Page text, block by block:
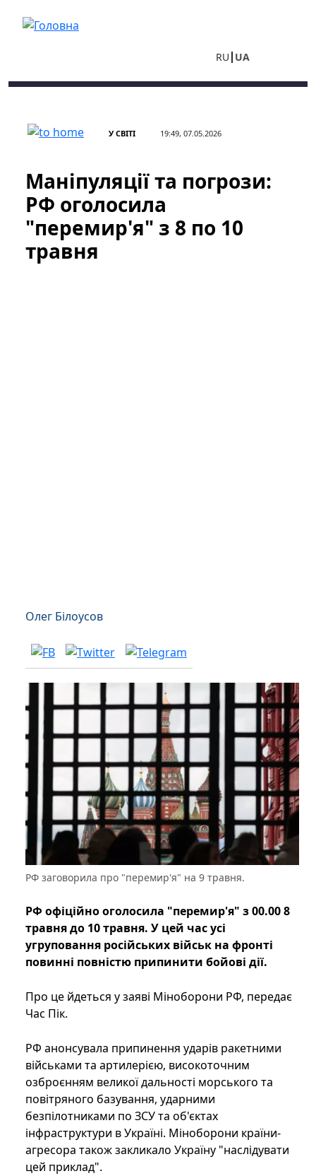
RU UA
У СВІТІ 19:49, 07.05.2026
Маніпуляції та погрози:
РФ оголосила
"перемир'я" з 8 по 10
травня
Олег Білоусов
РФ заговорила про "перемир'я" на 9 травня.
РФ офіційно оголосила "перемир'я" з 00.00 8
травня до 10 травня. У цей час усі
угруповання російських військ на фронті
повинні повністю припинити бойові дії.
Про це йдеться у заяві Міноборони РФ, передає
Час Пік.
РФ анонсувала припинення ударів ракетними
військами та артилерією, високоточним
озброєнням великої дальності морського та
повітряного базування, ударними
безпілотниками по ЗСУ та об'єктах
інфраструктури в Україні. Міноборони країни-
агресора також закликало Україну "наслідувати
цей приклад".